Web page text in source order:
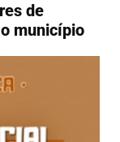
de
município